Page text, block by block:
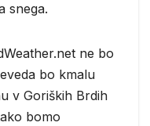
snega.
ne bo
bo kmalu
v Goriških Brdih
bomo